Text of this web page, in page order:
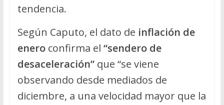
tendencia.
Según Caputo, el dato de inflación de
eneroconfirma el “sendero de
desaceleración”que “se viene
observando desde mediados de
diciembre, a una velocidad mayor que la